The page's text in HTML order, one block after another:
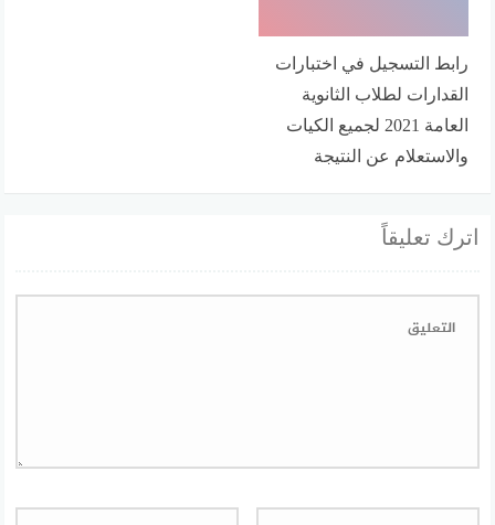
رابط التسجيل في اختبارات
القدارات لطلاب الثانوية
العامة 2021 لجميع الكيات
والاستعلام عن النتيجة
اترك تعليقاً